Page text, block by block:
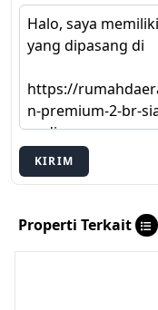
KIRIM
Properti Terkait